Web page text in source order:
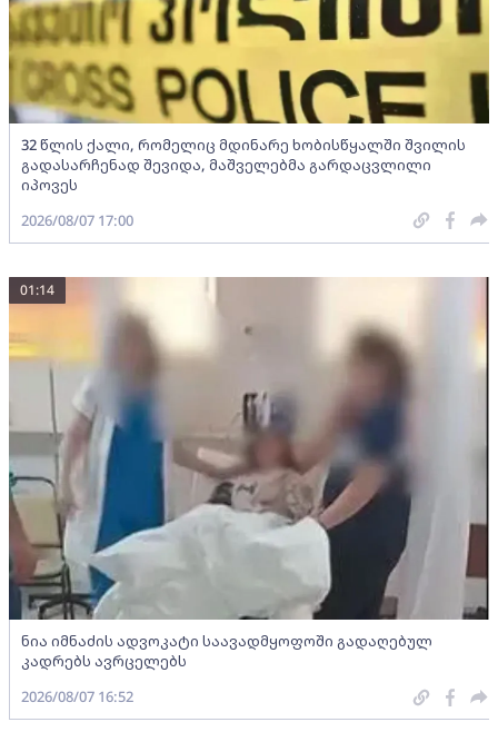
32 წლის ქალი, რომელიც მდინარე ხობისწყალში შვილის
გადასარჩენად შევიდა, მაშველებმა გარდაცვლილი
იპოვეს
2026/08/07 17:00
ნია იმნაძის ადვოკატი საავადმყოფოში გადაღებულ
კადრებს ავრცელებს
01:14
2026/08/07 16:52